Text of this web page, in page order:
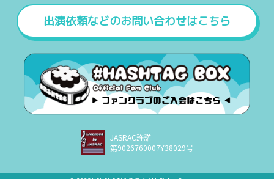
出演依頼などのお問い合わせはこちら
JASRAC許諾
第9026760007Y38029号